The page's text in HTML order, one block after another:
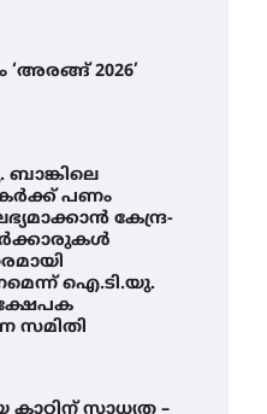
‘അരങ്ങ് 2026’
പണം
കേന്ദ്ര-
ഐ.ടി.യു.
സമിതി